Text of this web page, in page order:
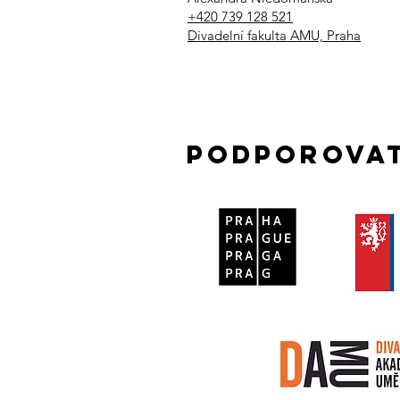
+420 739 128 521​
Divadelní fakulta AMU, Praha